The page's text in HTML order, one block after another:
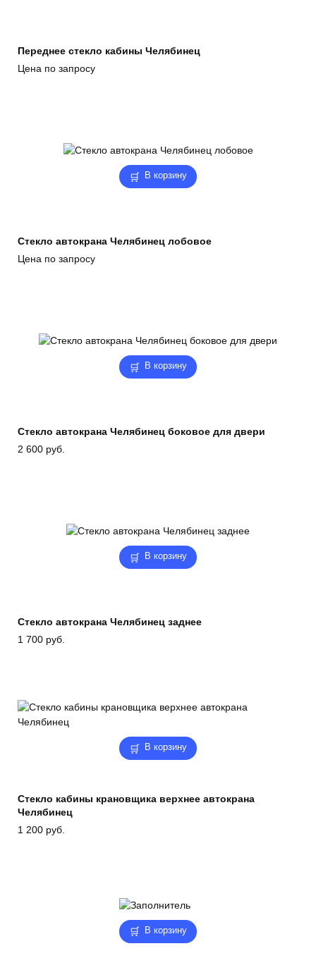
Переднее стекло кабины Челябинец
Цена по запросу
В корзину
Стекло автокрана Челябинец лобовое
Цена по запросу
В корзину
Стекло автокрана Челябинец боковое для двери
2 600 руб.
В корзину
Стекло автокрана Челябинец заднее
1 700 руб.
В корзину
Стекло кабины крановщика верхнее автокрана
Челябинец
1 200 руб.
В корзину